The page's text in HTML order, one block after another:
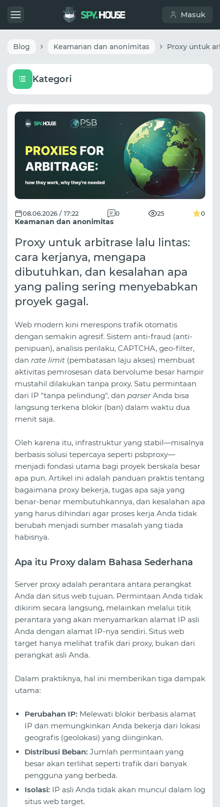
Masuk
Blog Keamanan dan anonimitas
Kategori
Keamanan dan anonimitas
08.06.2026 / 17:22 0 25 0
Proxy untuk arbitrase lalu lintas:
cara kerjanya, mengapa
dibutuhkan, dan kesalahan apa
yang paling sering menyebabkan
proyek gagal.
Web modern kini merespons trafik otomatis
dengan semakin agresif. Sistem anti-fraud (anti-
penipuan), analisis perilaku, CAPTCHA, geo-filter,
dan rate limit (pembatasan laju akses) membuat
aktivitas pemrosesan data bervolume besar hampir
mustahil dilakukan tanpa proxy. Satu permintaan
dari IP "tanpa pelindung", dan parserAnda bisa
langsung terkena blokir (ban) dalam waktu dua
menit saja.
Oleh karena itu, infrastruktur yang stabil—misalnya
berbasis solusi tepercaya seperti psbproxy—
menjadi fondasi utama bagi proyek berskala besar
apa pun. Artikel ini adalah panduan praktis tentang
bagaimana proxy bekerja, tugas apa saja yang
benar-benar membutuhkannya, dan kesalahan apa
yang harus dihindari agar proses kerja Anda tidak
berubah menjadi sumber masalah yang tiada
habisnya.
Apa itu Proxy dalam Bahasa Sederhana
Server proxy adalah perantara antara perangkat
Anda dan situs web tujuan. Permintaan Anda tidak
dikirim secara langsung, melainkan melalui titik
perantara yang akan menyamarkan alamat IP asli
Anda dengan alamat IP-nya sendiri. Situs web
target hanya melihat trafik dari proxy, bukan dari
perangkat asli Anda.
Dalam praktiknya, hal ini memberikan tiga dampak
utama:
Perubahan IP: Melewati blokir berbasis alamat
IP dan memungkinkan Anda bekerja dari lokasi
geografis (geolokasi) yang diinginkan.
Distribusi Beban: Jumlah permintaan yang
besar akan terlihat seperti trafik dari banyak
pengguna yang berbeda.
Isolasi: IP asli Anda tidak akan muncul dalam log
situs web target.